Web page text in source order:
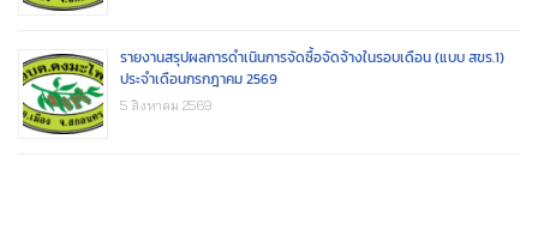
รายงานสรุปผลการดำเนินการจัดซื้อจัดจ้างในรอบเดือน (แบบ สขร.1)
ประจำเดือนกรกฎาคม 2569
5 สิงหาคม 2569